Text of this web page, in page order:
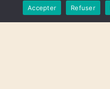
Accepter
Refuser